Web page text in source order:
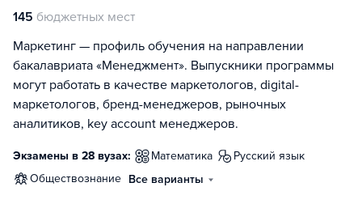
145 бюджетных мест
Маркетинг — профиль обучения на направлении
бакалавриата «Менеджмент». Выпускники программы
могут работать в качестве маркетологов, digital-
маркетологов, бренд-менеджеров, рыночных
аналитиков, key account менеджеров.
Экзамены в 28 вузах: математика
русский язык
обществознание Все варианты